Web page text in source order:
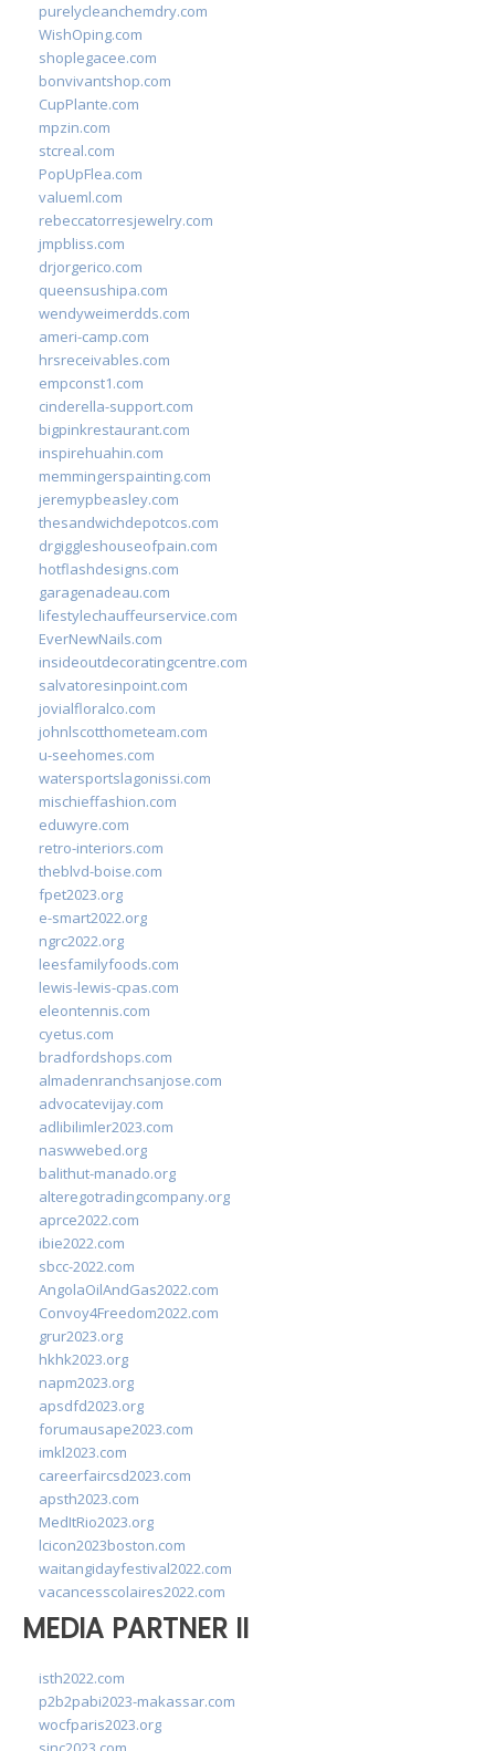
purelycleanchemdry.com
WishOping.com
shoplegacee.com
bonvivantshop.com
CupPlante.com
mpzin.com
stcreal.com
PopUpFlea.com
valueml.com
rebeccatorresjewelry.com
jmpbliss.com
drjorgerico.com
queensushipa.com
wendyweimerdds.com
ameri-camp.com
hrsreceivables.com
empconst1.com
cinderella-support.com
bigpinkrestaurant.com
inspirehuahin.com
memmingerspainting.com
jeremypbeasley.com
thesandwichdepotcos.com
drgiggleshouseofpain.com
hotflashdesigns.com
garagenadeau.com
lifestylechauffeurservice.com
EverNewNails.com
insideoutdecoratingcentre.com
salvatoresinpoint.com
jovialfloralco.com
johnlscotthometeam.com
u-seehomes.com
watersportslagonissi.com
mischieffashion.com
eduwyre.com
retro-interiors.com
theblvd-boise.com
fpet2023.org
e-smart2022.org
ngrc2022.org
leesfamilyfoods.com
lewis-lewis-cpas.com
eleontennis.com
cyetus.com
bradfordshops.com
almadenranchsanjose.com
advocatevijay.com
adlibilimler2023.com
naswwebed.org
balithut-manado.org
alteregotradingcompany.org
aprce2022.com
ibie2022.com
sbcc-2022.com
AngolaOilAndGas2022.com
Convoy4Freedom2022.com
grur2023.org
hkhk2023.org
napm2023.org
apsdfd2023.org
forumausape2023.com
imkl2023.com
careerfaircsd2023.com
apsth2023.com
MedItRio2023.org
lcicon2023boston.com
waitangidayfestival2022.com
vacancesscolaires2022.com
MEDIA PARTNER II
isth2022.com
p2b2pabi2023-makassar.com
wocfparis2023.org